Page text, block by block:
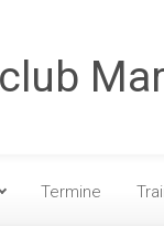
Termine